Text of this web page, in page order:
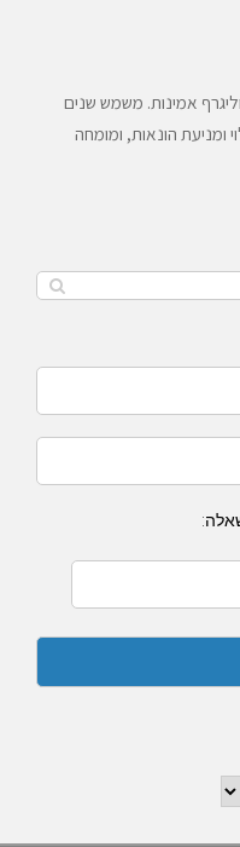
אמינות. משמש שנים
ומניעת הונאות, ומומחה